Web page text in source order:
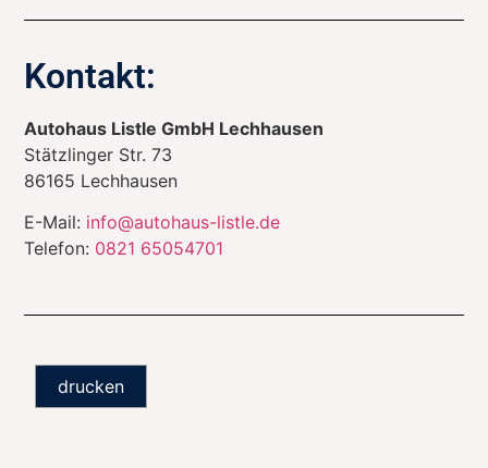
Kontakt:
Autohaus Listle GmbH Lechhausen
Stätzlinger Str. 73
86165 Lechhausen
E-Mail: info@autohaus-listle.de
Telefon: 0821 65054701
drucken